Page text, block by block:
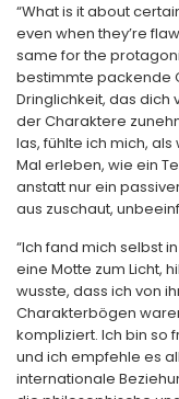
“What is it about
even when they’re
same for the
bestimmte packende
Dringlichkeit, das dich
der Charaktere
las, fühlte ich mich,
Mal erleben, wie ein
anstatt nur ein
aus zuschaut,
“Ich fand mich selbst
eine Motte zum Licht,
wusste, dass ich von
Charakterbögen
kompliziert. Ich bin so
und ich empfehle es
internationale